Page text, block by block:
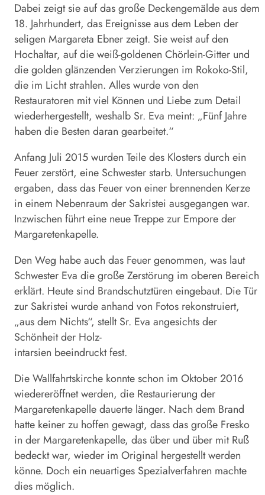
Dabei zeigt sie auf das große Deckengemälde aus dem
18. Jahrhundert, das Ereignisse aus dem Leben der
seligen Margareta Ebner zeigt. Sie weist auf den
Hochaltar, auf die weiß-goldenen Chörlein-Gitter und
die golden glänzenden Verzierungen im Rokoko-Stil,
die im Licht strahlen. Alles wurde von den
Restauratoren mit viel Können und Liebe zum Detail
wiederhergestellt, weshalb Sr. Eva meint: „Fünf Jahre
haben die Besten daran gearbeitet.“
Anfang Juli 2015 wurden Teile des Klosters durch ein
Feuer zerstört, eine Schwester starb. Untersuchungen
ergaben, dass das Feuer von einer brennenden Kerze
in einem Nebenraum der Sakristei ausgegangen war.
Inzwischen führt eine neue Treppe zur Empore der
Margaretenkapelle.
Den Weg habe auch das Feuer genommen, was laut
Schwester Eva die große Zerstörung im oberen Bereich
erklärt. Heute sind Brandschutztüren eingebaut. Die Tür
zur Sakristei wurde anhand von Fotos rekonstruiert,
„aus dem Nichts“, stellt Sr. Eva angesichts der
Schönheit der Holz-
intarsien beeindruckt fest.
Die Wallfahrtskirche konnte schon im Oktober 2016
wiedereröffnet werden, die Restaurierung der
Margaretenkapelle dauerte länger. Nach dem Brand
hatte keiner zu hoffen gewagt, dass das große Fresko
in der Margaretenkapelle, das über und über mit Ruß
bedeckt war, wieder im Original hergestellt werden
könne. Doch ein neuartiges Spezialverfahren machte
dies möglich.